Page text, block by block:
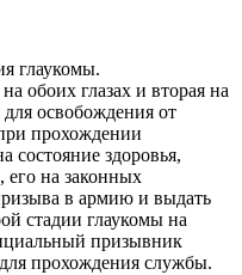
глаукомы.
обоих глазах и вторая на
освобождения от
прохождении
состояние здоровья,
его на законных
в армию и выдать
стадии глаукомы на
призывник
прохождения службы.